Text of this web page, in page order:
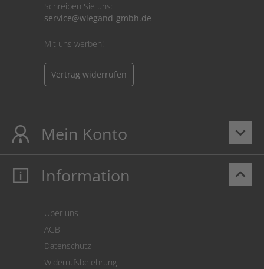
Schreiben Sie uns:
service@wiegand-gmbh.de
Mit uns werben!
Vertrag widerrufen
keyboard_arrow_down
Mein Konto
Mein Konto
keyboard_arrow_up
Information
Über uns
AGB
Datenschutz
Widerrufsbelehrung